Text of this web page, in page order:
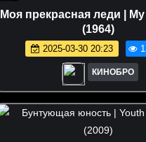
Моя прекрасная леди |
(1964)
2025-03-30 20:23
КИНОБРО